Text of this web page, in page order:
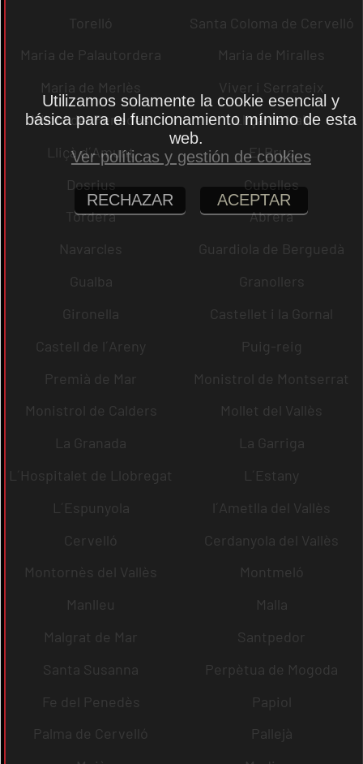
Torelló
Santa Coloma de Cervelló
Maria de Palautordera
Maria de Miralles
Maria de Merlès
Viver i Serrateix
Vilobí del Penedès
Lliçà de Vall
Lliçà d´Amunt
El Bruc
Dosrius
Cubelles
Tordera
Abrera
Navarcles
Guardiola de Berguedà
Gualba
Granollers
Gironella
Castellet i la Gornal
Castell de l´Areny
Puig-reig
Premià de Mar
Monistrol de Montserrat
Monistrol de Calders
Mollet del Vallès
La Granada
La Garriga
L´Hospitalet de Llobregat
L´Estany
L´Espunyola
l´Ametlla del Vallès
Cervelló
Cerdanyola del Vallès
Montornès del Vallès
Montmeló
Manlleu
Malla
Malgrat de Mar
Santpedor
Santa Susanna
Perpètua de Mogoda
Fe del Penedès
Papiol
Palma de Cervelló
Pallejà
Utilizamos solamente la cookie esencial y
básica para el funcionamiento mínimo de esta
web.
Ver políticas y gestión de cookies
RECHAZAR ACEPTAR